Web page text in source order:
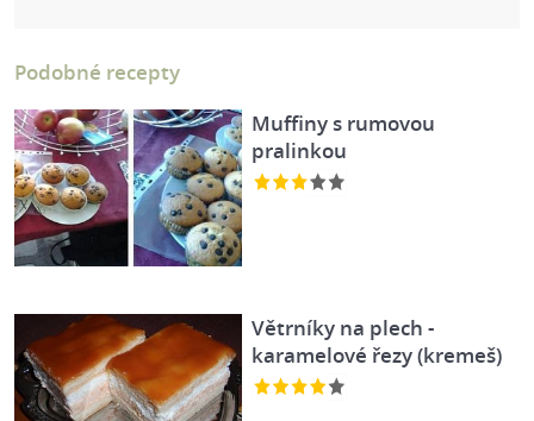
Podobné recepty
Muffiny s rumovou
pralinkou
Větrníky na plech -
karamelové řezy (kremeš)